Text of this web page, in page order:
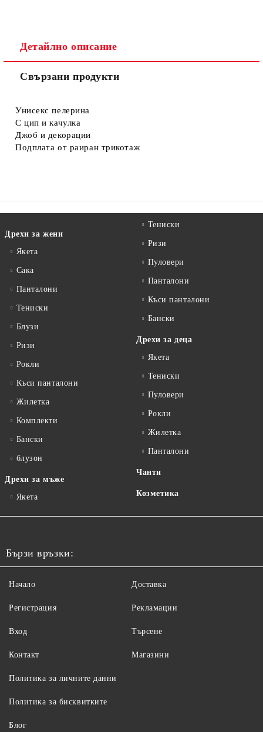
Ние ще се свържем с вас в рамките на работния ден.
Детайлно описание
Свързани продукти
Унисекс пелерина
С цип и качулка
Джоб и декорации
Подплата от раиран трикотаж
Дрехи за жени
Якета
Сакa
Панталони
Тениски
Блузи
Ризи
Рокли
Къси панталони
Жилетка
Комплекти
Бански
блузон
Дрехи за мъже
Якета
Тениски
Ризи
Пуловери
Панталони
Къси панталони
Бански
Дрехи за деца
Якета
Тениски
Пуловери
Рокли
Жилетка
Панталони
Чанти
Козметика
Бързи връзки:
Начало
Регистрация
Вход
Контакт
Доставка
Рекламации
Търсене
Магазини
Политика за личните данни
Политика за бисквитките
Блог